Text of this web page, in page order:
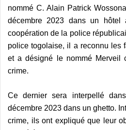
nommé C. Alain Patrick
décembre 2023 dans un
coopération de la police
police togolaise, il a reconnu les
et a désigné le nommé Merveil
crime.
Ce dernier sera interpellé
décembre 2023 dans un ghetto.
crime, ils ont expliqué que leur